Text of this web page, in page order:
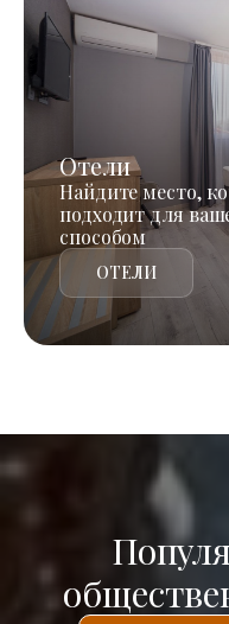
Отели
Найдите место,
подходит для
способом
ОТЕЛИ